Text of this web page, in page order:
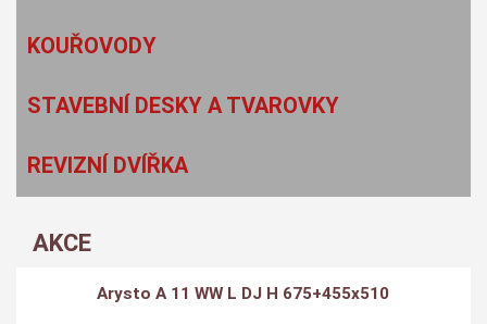
KOUŘOVODY
STAVEBNÍ DESKY A TVAROVKY
REVIZNÍ DVÍŘKA
AKCE
Arysto A 11 WW L DJ H 675+455x510